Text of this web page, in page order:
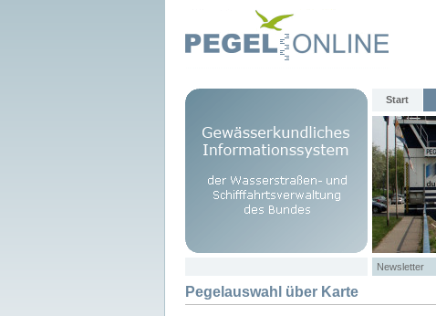
Start
Newsletter
Pegelauswahl über Karte